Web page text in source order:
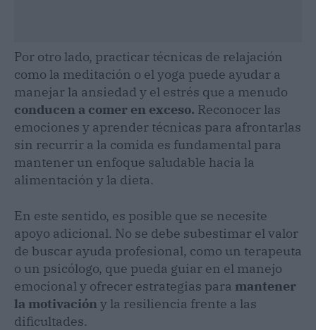
Por otro lado, practicar técnicas de relajación
como la meditación o el yoga puede ayudar a
manejar la ansiedad y el estrés que a menudo
conducen a comer en exceso. Reconocer las
emociones y aprender técnicas para afrontarlas
sin recurrir a la comida es fundamental para
mantener un enfoque saludable hacia la
alimentación y la dieta.
En este sentido, es posible que se necesite
apoyo adicional. No se debe subestimar el valor
de buscar ayuda profesional, como un terapeuta
o un psicólogo, que pueda guiar en el manejo
emocional y ofrecer estrategias para mantener
la motivación y la resiliencia frente a las
dificultades.